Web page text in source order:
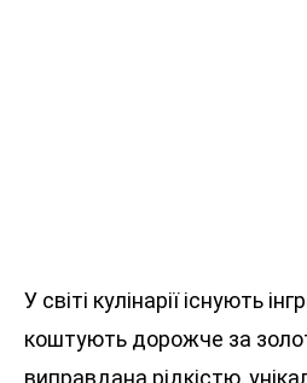
У світі кулінарії існують
коштують дорожче за
виправдана рідкістю,